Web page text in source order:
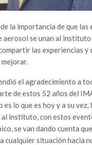
la importancia de que las
aerosol se unan al instituto
las experiencias y
mejorar.
el agradecimiento a
de estos 52 años del
lo que es hoy y a su vez,
al instituto, con estos
se van dando cuenta
cualquier situación hacia